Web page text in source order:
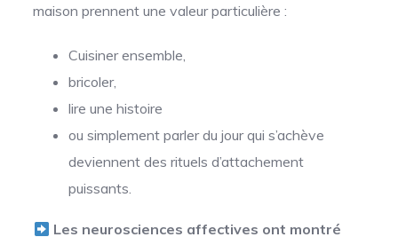
maison prennent une valeur particulière :
Cuisiner ensemble,
bricoler,
lire une histoire
ou simplement parler du jour qui s’achève
deviennent des rituels d’attachement
puissants.
Les neurosciences affectives ont montré